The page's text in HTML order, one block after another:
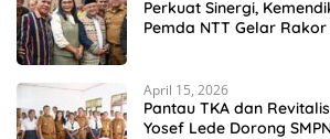
Perkuat Sinergi,
Pemda NTT Gelar
April 15, 2026
Pantau TKA dan
Yosef Lede Dorong